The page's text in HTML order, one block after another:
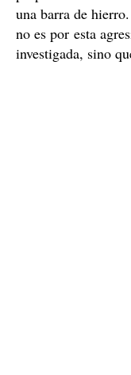
una barra de
no es por esta
investigada, sino